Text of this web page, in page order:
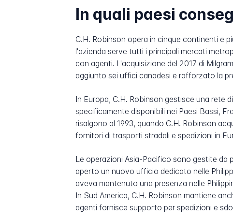
In quali paesi
C.H. Robinson opera in cinque continenti e
l'azienda serve tutti i principali mercati
con agenti. L'acquisizione del 2017 di
aggiunto sei uffici canadesi e rafforzato la
In Europa, C.H. Robinson gestisce una rete
specificamente disponibili nei Paesi Bassi,
risalgono al 1993, quando C.H. Robinson
fornitori di trasporti stradali e spedizioni in
Le operazioni Asia-Pacifico sono gestite da
aperto un nuovo ufficio dedicato nelle
aveva mantenuto una presenza nelle
In Sud America, C.H. Robinson mantiene
agenti fornisce supporto per spedizioni e